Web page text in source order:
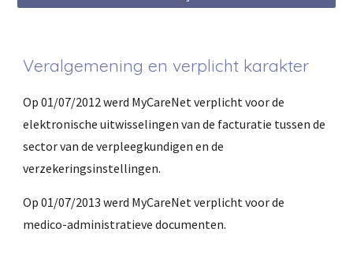
Veralgemening en verplicht karakter
Op 01/07/2012 werd MyCareNet verplicht voor de
elektronische uitwisselingen van de facturatie tussen de
sector van de verpleegkundigen en de
verzekeringsinstellingen.
Op 01/07/2013 werd MyCareNet verplicht voor de
medico-administratieve documenten.